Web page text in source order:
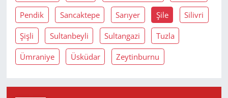
Pendik Sancaktepe Sarıyer Şile Silivri
Şişli Sultanbeyli Sultangazi Tuzla
Ümraniye Üsküdar Zeytinburnu